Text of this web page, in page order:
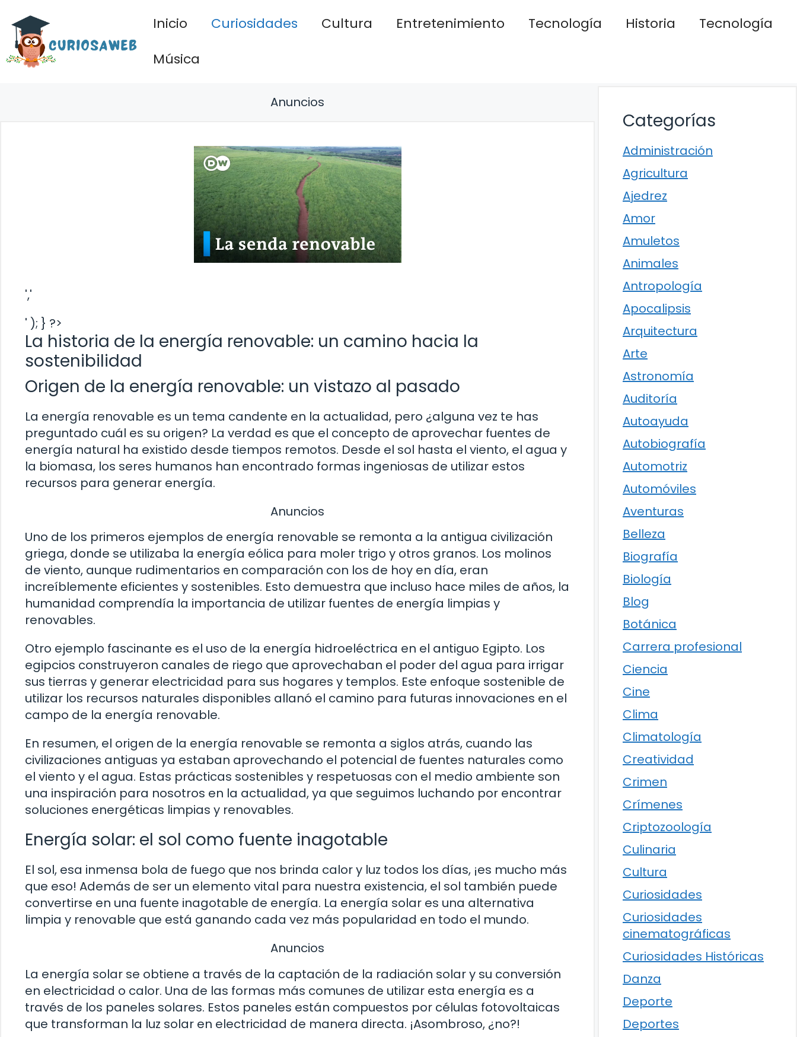
contenido
Inicio Curiosidades Cultura Entretenimiento Tecnología Historia
Tecnología
Música
Anuncios
','
' ); } ?>
La historia de la energía renovable: un camino hacia la
sostenibilidad
Origen de la energía renovable: un vistazo al pasado
La energía renovable es un tema candente en la actualidad, pero ¿alguna vez te has
preguntado cuál es su origen? La verdad es que el concepto de aprovechar fuentes de
energía natural ha existido desde tiempos remotos. Desde el sol hasta el viento, el agua y
la biomasa, los seres humanos han encontrado formas ingeniosas de utilizar estos
recursos para generar energía.
Anuncios
Uno de los primeros ejemplos de energía renovable se remonta a la antigua civilización
griega, donde se utilizaba la energía eólica para moler trigo y otros granos. Los molinos
de viento, aunque rudimentarios en comparación con los de hoy en día, eran
increíblemente eficientes y sostenibles. Esto demuestra que incluso hace miles de años, la
humanidad comprendía la importancia de utilizar fuentes de energía limpias y
renovables.
Otro ejemplo fascinante es el uso de la energía hidroeléctrica en el antiguo Egipto. Los
egipcios construyeron canales de riego que aprovechaban el poder del agua para irrigar
sus tierras y generar electricidad para sus hogares y templos. Este enfoque sostenible de
utilizar los recursos naturales disponibles allanó el camino para futuras innovaciones en el
campo de la energía renovable.
En resumen, el origen de la energía renovable se remonta a siglos atrás, cuando las
civilizaciones antiguas ya estaban aprovechando el potencial de fuentes naturales como
el viento y el agua. Estas prácticas sostenibles y respetuosas con el medio ambiente son
una inspiración para nosotros en la actualidad, ya que seguimos luchando por encontrar
soluciones energéticas limpias y renovables.
Energía solar: el sol como fuente inagotable
El sol, esa inmensa bola de fuego que nos brinda calor y luz todos los días, ¡es mucho más
que eso! Además de ser un elemento vital para nuestra existencia, el sol también puede
convertirse en una fuente inagotable de energía. La energía solar es una alternativa
limpia y renovable que está ganando cada vez más popularidad en todo el mundo.
Anuncios
La energía solar se obtiene a través de la captación de la radiación solar y su conversión
en electricidad o calor. Una de las formas más comunes de utilizar esta energía es a
través de los paneles solares. Estos paneles están compuestos por células fotovoltaicas
que transforman la luz solar en electricidad de manera directa. ¡Asombroso, ¿no?!
Categorías
Administración
Agricultura
Ajedrez
Amor
Amuletos
Animales
Antropología
Apocalipsis
Arquitectura
Arte
Astronomía
Auditoría
Autoayuda
Autobiografía
Automotriz
Automóviles
Aventuras
Belleza
Biografía
Biología
Blog
Botánica
Carrera profesional
Ciencia
Cine
Clima
Climatología
Creatividad
Crimen
Crímenes
Criptozoología
Culinaria
Cultura
Curiosidades
Curiosidades
cinematográficas
Curiosidades Históricas
Danza
Deporte
Deportes